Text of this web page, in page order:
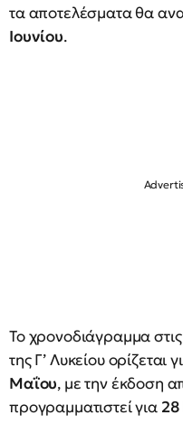
τα αποτελέσματα θα
Ιουνίου.
Το χρονοδιάγραμμα
της Γ’ Λυκείου ορίζεται
Μαΐου, με την έκδοση
προγραμματιστεί για